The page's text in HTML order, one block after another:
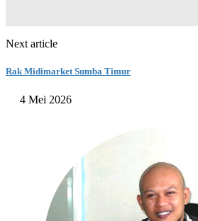
Next article
Rak Midimarket Sumba Timur
4 Mei 2026